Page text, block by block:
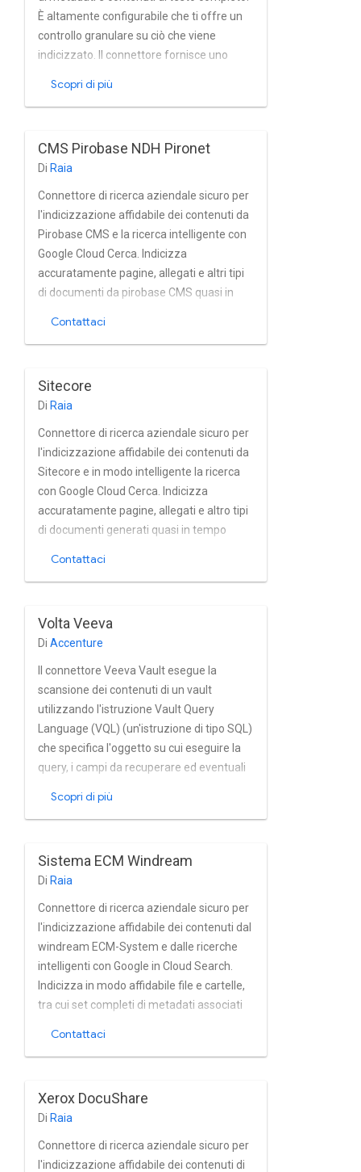
È altamente configurabile che ti offre un
controllo granulare su ciò che viene
indicizzato. Il connettore fornisce uno
una pagina dei risultati pronta all'uso che
WebCenter.
Scopri di più
CMS Pirobase NDH Pironet
Di Raia
Connettore di ricerca aziendale sicuro per
l'indicizzazione affidabile dei contenuti da
Pirobase CMS e la ricerca intelligente con
Google Cloud Cerca. Indicizza
accuratamente pagine, allegati e altri tipi
di documenti da pirobase CMS quasi in
Contattaci
Sitecore
Di Raia
Connettore di ricerca aziendale sicuro per
l'indicizzazione affidabile dei contenuti da
Sitecore e in modo intelligente la ricerca
con Google Cloud Cerca. Indicizza
accuratamente pagine, allegati e altro tipi
di documenti generati quasi in tempo
Contattaci
Volta Veeva
Di Accenture
Il connettore Veeva Vault esegue la
scansione dei contenuti di un vault
utilizzando l'istruzione Vault Query
Language (VQL) (un'istruzione di tipo SQL)
che specifica l'oggetto su cui eseguire la
query, i campi da recuperare ed eventuali
Scopri di più
Sistema ECM Windream
Di Raia
Connettore di ricerca aziendale sicuro per
l'indicizzazione affidabile dei contenuti dal
windream ECM-System e dalle ricerche
intelligenti con Google in Cloud Search.
Indicizza in modo affidabile file e cartelle,
tra cui set completi di metadati associati
gestione di utenti e gruppi nell' Active
Directory.
Contattaci
Xerox DocuShare
Di Raia
Connettore di ricerca aziendale sicuro per
l'indicizzazione affidabile dei contenuti di